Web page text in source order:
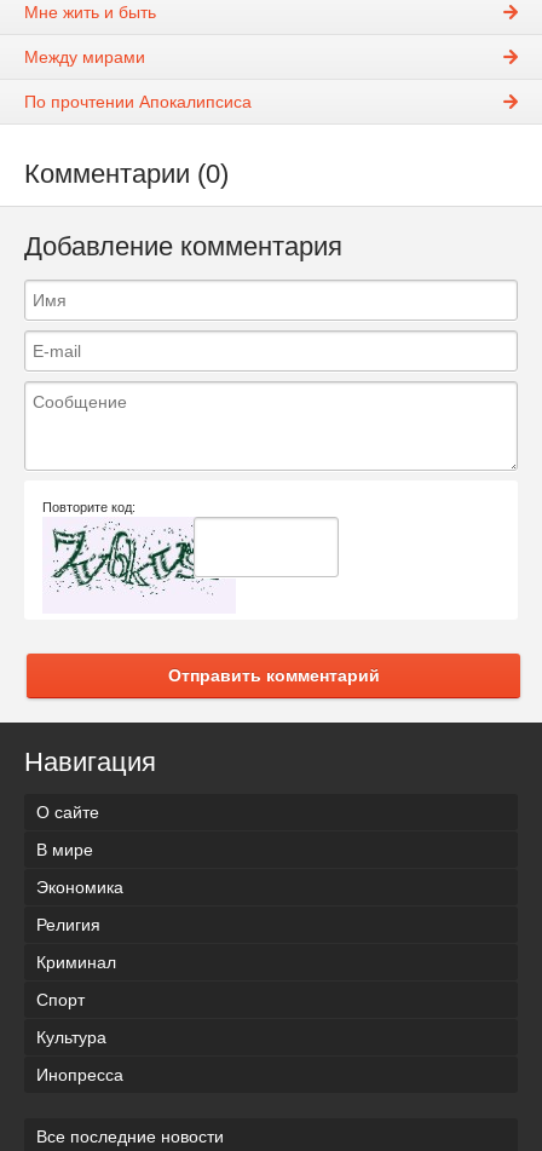
Мне жить и быть
Между мирами
По прочтении Апокалипсиса
Комментарии (0)
Добавление комментария
Повторите код:
Отправить комментарий
Навигация
О сайте
В мире
Экономика
Религия
Криминал
Спорт
Культура
Инопресса
Все последние новости